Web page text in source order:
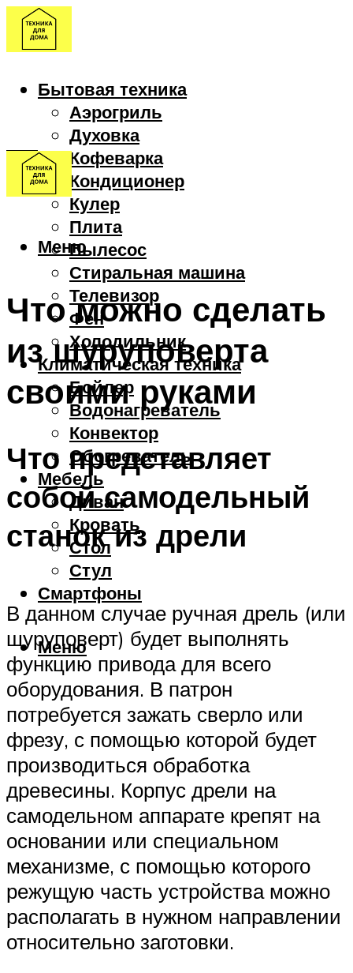
Бытовая техника
Аэрогриль
Духовка
Кофеварка
Кондиционер
Кулер
Плита
Пылесос
Стиральная машина
Телевизор
Фен
Холодильник
Климатическая техника
Бойлер
Водонагреватель
Конвектор
Обогреватель
Мебель
Диван
Кровать
Стол
Стул
Смартфоны
Меню
Меню
Что можно сделать
из шуруповерта
своими руками
Что представляет
собой самодельный
станок из дрели
В данном случае ручная дрель (или
шуруповерт) будет выполнять
функцию привода для всего
оборудования. В патрон
потребуется зажать сверло или
фрезу, с помощью которой будет
производиться обработка
древесины. Корпус дрели на
самодельном аппарате крепят на
основании или специальном
механизме, с помощью которого
режущую часть устройства можно
располагать в нужном направлении
относительно заготовки.